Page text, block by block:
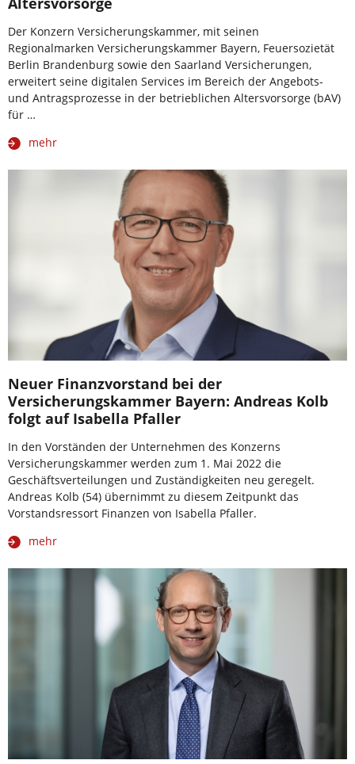
Der Konzern Versicherungskammer, mit seinen
Regionalmarken Versicherungskammer Bayern, Feuersozietät
Berlin Brandenburg sowie den Saarland Versicherungen,
erweitert seine digitalen Services im Bereich der Angebots-
und Antragsprozesse in der betrieblichen Altersvorsorge (bAV)
für …
mehr
Neuer Finanzvorstand bei der
Versicherungskammer Bayern: Andreas Kolb
folgt auf Isabella Pfaller
In den Vorständen der Unternehmen des Konzerns
Versicherungskammer werden zum 1. Mai 2022 die
Geschäftsverteilungen und Zuständigkeiten neu geregelt.
Andreas Kolb (54) übernimmt zu diesem Zeitpunkt das
Vorstandsressort Finanzen von Isabella Pfaller.
mehr